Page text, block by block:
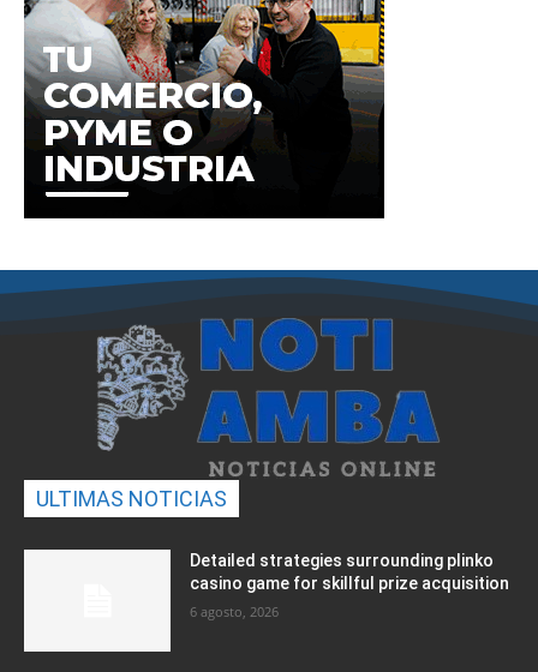
ULTIMAS NOTICIAS
Detailed strategies surrounding plinko
casino game for skillful prize acquisition
6 agosto, 2026